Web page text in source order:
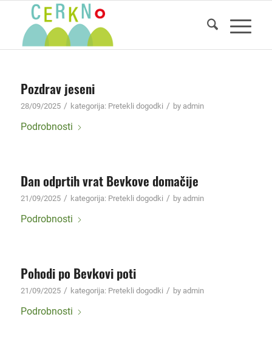
Pozdrav jeseni
28/09/2025 / kategorija: Pretekli dogodki / by admin
Podrobnosti
Dan odprtih vrat Bevkove domačije
21/09/2025 / kategorija: Pretekli dogodki / by admin
Podrobnosti
Pohodi po Bevkovi poti
21/09/2025 / kategorija: Pretekli dogodki / by admin
Podrobnosti